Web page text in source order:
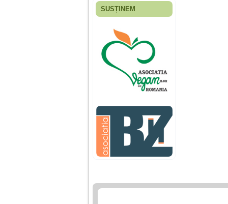
Fiica mea s-a nascut
ani, privind in urma
realizez cat de multe
greseli am facut in
educatia si cresterea
ei, am fost o mama
egoista, preocupata
de implinirea
profesionala, cand ea
era mica am neglijat-
agresiva, orice
greseala era taxata cu
o palma sau pedepse.
De 4 ani am o relatie
serioasa cu un barbat
sa se manifeste o
SUSȚINEM